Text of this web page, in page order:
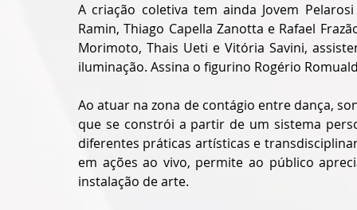
A criação coletiva tem ainda Jovem
Ramin, Thiago Capella Zanotta e Rafael
Morimoto, Thais Ueti e Vitória Savini,
iluminação. Assina o figurino Rogério
Ao atuar na zona de contágio entre dança,
que se constrói a partir de um sistema
diferentes práticas artísticas e
em ações ao vivo, permite ao público
instalação de arte.